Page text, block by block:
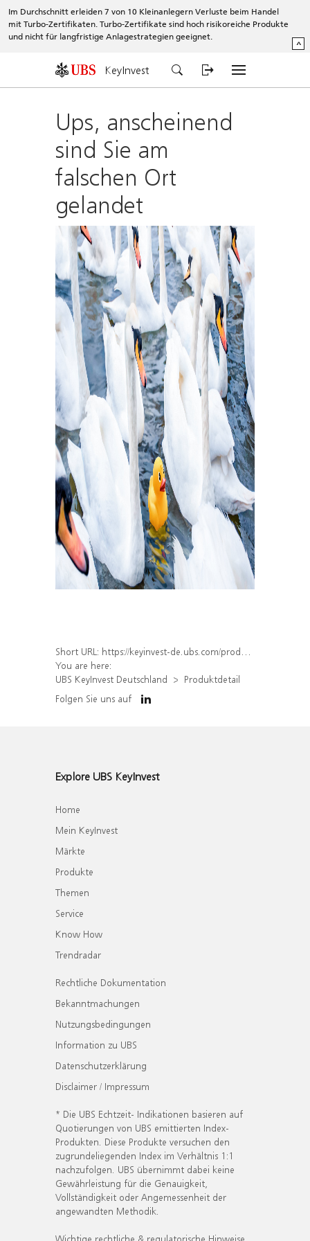
Im Durchschnitt erleiden 7 von 10 Kleinanlegern Verluste beim Handel
mit Turbo-Zertifikaten. Turbo-Zertifikate sind hoch risikoreiche Produkte
und nicht für langfristige Anlagestrategien geeignet.
^
KeyInvest
Ups, anscheinend
sind Sie am
falschen Ort
gelandet
Short URL: https://keyinvest-de.ubs.com/produkt/detail/index/isin/DE000WA6UCF1
You are here:
UBS KeyInvest Deutschland
Produktdetail
Folgen Sie uns auf
Explore UBS KeyInvest
Home
Mein KeyInvest
Märkte
Produkte
Themen
Service
Know How
Trendradar
Rechtliche Dokumentation
Bekanntmachungen
Nutzungsbedingungen
Information zu UBS
Datenschutzerklärung
Disclaimer / Impressum
* Die UBS Echtzeit- Indikationen basieren auf
Quotierungen von UBS emittierten Index-
Produkten. Diese Produkte versuchen den
zugrundeliegenden Index im Verhältnis 1:1
nachzufolgen. UBS übernimmt dabei keine
Gewährleistung für die Genauigkeit,
Vollständigkeit oder Angemessenheit der
angewandten Methodik.